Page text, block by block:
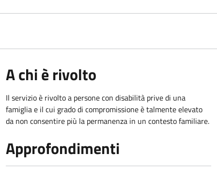
A chi è rivolto
Il servizio è rivolto a persone con disabilità prive di una
famiglia e il cui grado di compromissione è talmente elevato
da non consentire più la permanenza in un contesto familiare.
Approfondimenti